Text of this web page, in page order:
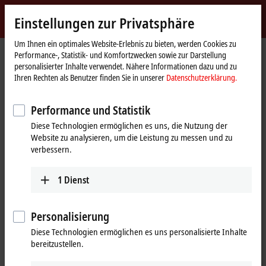
Beckhoff
-
New
Automation
Technology
myBeckhoff
StartseiteProdukte I/O Feldbus Box und IO-Link-Box
IO-Link-Box
IO-Link-Box-Module | Tabellarische
Produktübersicht
EPI2xxx | Digital-Ausgang
Einstellungen zur Privatsphäre
Um Ihnen ein optimales Website-Erlebnis zu bieten, werden Cookies zu
Performance-, Statistik- und Komfortzwecken sowie zur Darstellung
personalisierter Inhalte verwendet. Nähere Informationen dazu und zu
Ihren Rechten als Benutzer finden Sie in unserer Datenschutzerklärung.
Performance und Statistik
Diese Technologien ermöglichen es uns, die Nutzung der
Website zu analysieren, um die Leistung zu messen und zu
verbessern.
1 Dienst
Personalisierung
Diese Technologien ermöglichen es uns personalisierte Inhalte
bereitzustellen.